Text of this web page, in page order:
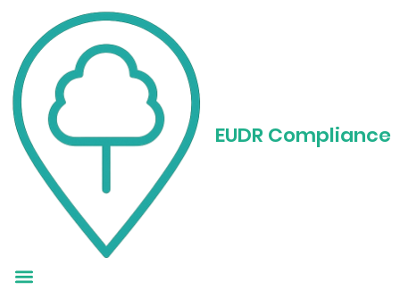
EUDR Compliance
Warunki świadczenia
usług
PRZEGLĄD
Ta strona internetowa jest obsługiwana przez Eudr
GmbH . W całej witrynie terminy "my", "nas" i "nasz"
odnoszą się do Eudr GmbH . Eudr GmbH oferuje tę